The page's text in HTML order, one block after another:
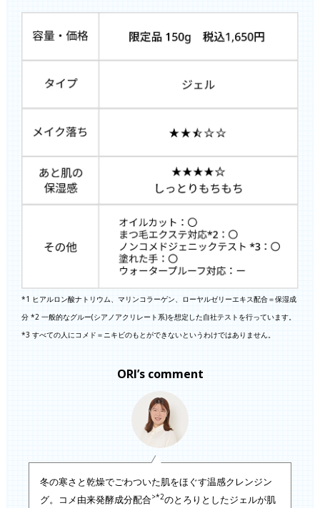
*1 ヒアルロン酸ナトリウム、マリンコラーゲン、ローヤルゼリーエキス配合＝保湿成
分 *2 一般的なグルー(シアノアクリレート系)を想定した自社テストを行っています。
*3 すべての人にコメド＝ニキビのもとができないというわけではありません。
ORI’s comment
冬の寒さと乾燥でごわついた肌をほぐす温感クレンジン
グ。コメ由来発酵成分配合>*2のとろりとしたジェルが肌